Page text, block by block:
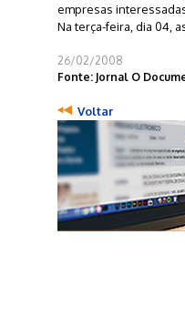
empresas
Na terça-feira, dia 04,
26/02/2008
Fonte: Jornal O
Voltar